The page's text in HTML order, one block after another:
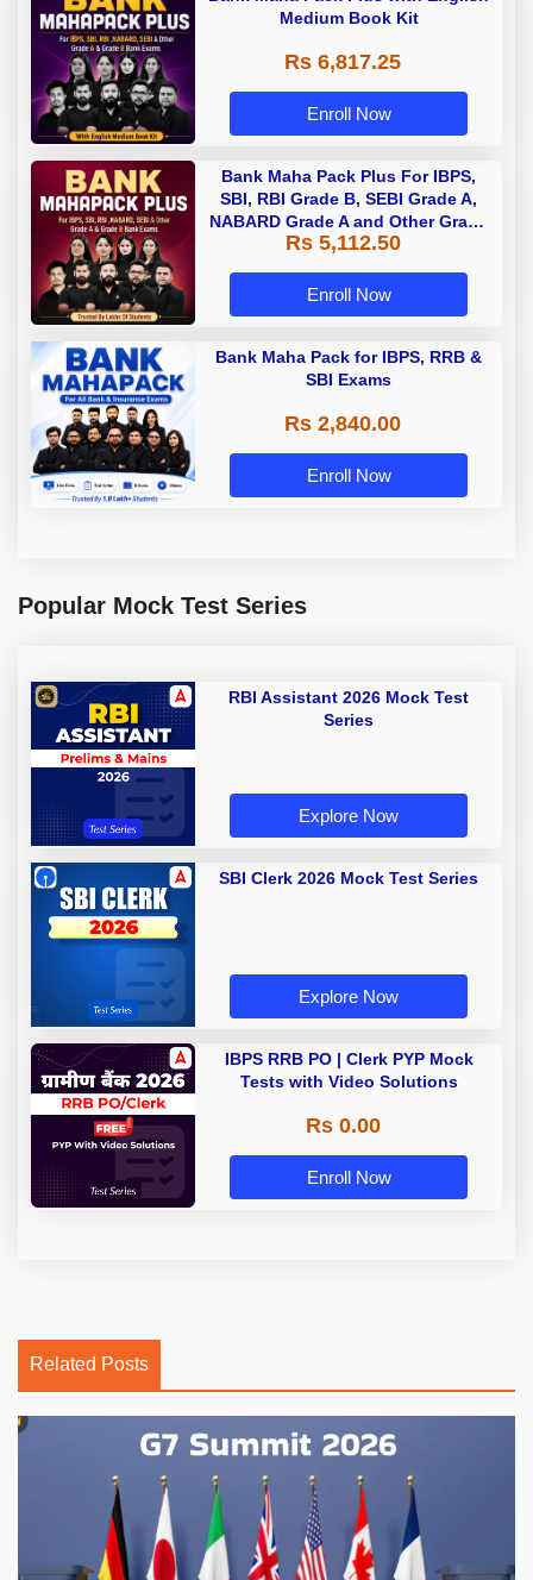
Medium Book Kit
Rs 6,817.25
Enroll Now
Bank Maha Pack Plus For IBPS,
SBI, RBI Grade B, SEBI Grade A,
NABARD Grade A and Other Grade
A & Grade B Bank Exams
Rs 5,112.50
Enroll Now
Bank Maha Pack for IBPS, RRB &
SBI Exams
Rs 2,840.00
Enroll Now
Popular Mock Test Series
RBI Assistant 2026 Mock Test
Series
Explore Now
SBI Clerk 2026 Mock Test Series
Explore Now
IBPS RRB PO | Clerk PYP Mock
Tests with Video Solutions
Rs 0.00
Enroll Now
Related Posts